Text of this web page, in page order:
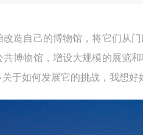
造自己的博物馆，将它们从
博物馆，增设大规模的展览
于如何发展它的挑战，我想